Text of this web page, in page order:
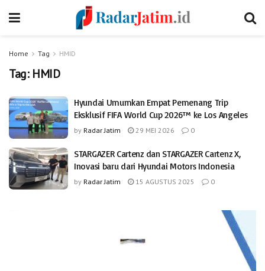
Home Tag HMID
Tag: HMID
Hyundai Umumkan Empat Pemenang Trip
Eksklusif FIFA World Cup 2026™ ke Los Angeles
by Radar Jatim 29 MEI 2026 0
STARGAZER Cartenz dan STARGAZER Cartenz X,
Inovasi baru dari Hyundai Motors Indonesia
by Radar Jatim 15 AGUSTUS 2025 0